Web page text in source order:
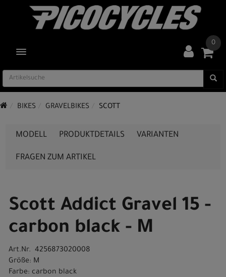
TOGGLE NAVIGATION
0
BIKES GRAVELBIKES SCOTT
MODELL PRODUKTDETAILS VARIANTEN
FRAGEN ZUM ARTIKEL
Scott Addict Gravel 15 -
carbon black - M
Art.Nr. 4256873020008
Größe: M
Farbe: carbon black